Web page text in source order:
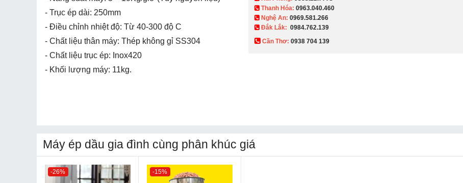
- Trục ép dài: 250mm
- Điều chỉnh nhiệt độ: Từ 40-300 độ C
- Chất liệu thân máy: Thép không gỉ SS304
- Chất liệu trục ép: Inox420
- Khối lượng máy: 11kg.
Thanh Hóa:0963.040.460
Nghệ An:0969.581.266
Đắk Lắk: 0984.762.139
Cần Thơ:0938 704 139​
Máy ép dầu gia đình cùng phân khúc giá
-26% -15%